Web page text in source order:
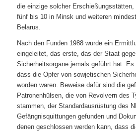
die einzige solcher
fünf bis 10 in Minsk und weiteren
Belarus.
Nach den Funden 1988 wurde ein
eingeleitet, das erste, das der Staat
Sicherheitsorgane jemals geführt hat. Es
dass die Opfer von sowjetischen
worden waren. Beweise dafür sind die
Patronenhülsen, die von Revolvern des
stammen, der Standardausrüstung des
Gefängnisquittungen gefunden und
denen geschlossen werden kann, dass